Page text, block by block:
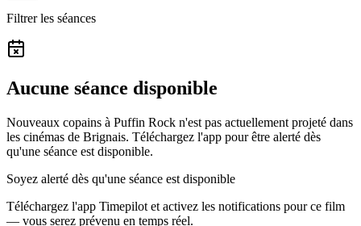
Filtrer les séances
Aucune séance disponible
Nouveaux copains à Puffin Rock n'est pas actuellement projeté dans
les cinémas de Brignais. Téléchargez l'app pour être alerté dès
qu'une séance est disponible.
Soyez alerté dès qu'une séance est disponible
Téléchargez l'app Timepilot et activez les notifications pour ce film
— vous serez prévenu en temps réel.